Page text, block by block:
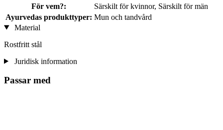
För vem?:
Särskilt för kvinnor, Särskilt för män
Ayurvedas produkttyper: Mun och tandvård
Material
Rostfritt stål
Juridisk information
Passar med